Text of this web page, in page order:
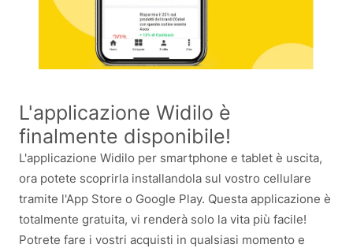
L'applicazione Widilo è
finalmente disponibile!
L'applicazione Widilo per smartphone e tablet è uscita,
ora potete scoprirla installandola sul vostro cellulare
tramite l'App Store o Google Play. Questa applicazione è
totalmente gratuita, vi renderà solo la vita più facile!
Potrete fare i vostri acquisti in qualsiasi momento e